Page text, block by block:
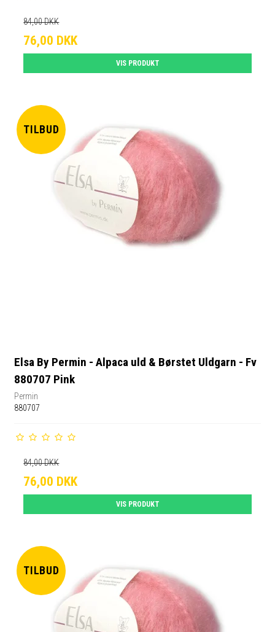
84,00 DKK
76,00 DKK
VIS PRODUKT
TILBUD
Elsa By Permin - Alpaca uld & Børstet Uldgarn - Fv
880707 Pink
Permin
880707
84,00 DKK
76,00 DKK
VIS PRODUKT
TILBUD